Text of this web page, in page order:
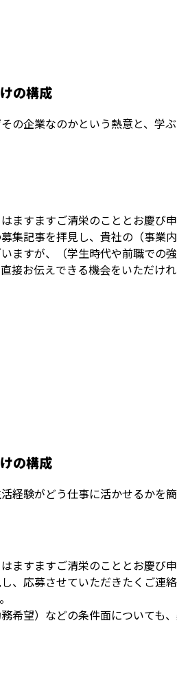
の構成
の企業なのかという熱意と、学
ますますご清栄のこととお慶び
集記事を拝見し、貴社の（事業
ますが、（学生時代や前職での
接お伝えできる機会をいただけ
の構成
経験がどう仕事に活かせるかを
ますますご清栄のこととお慶び
、応募させていただきたくご連
務希望）などの条件面について